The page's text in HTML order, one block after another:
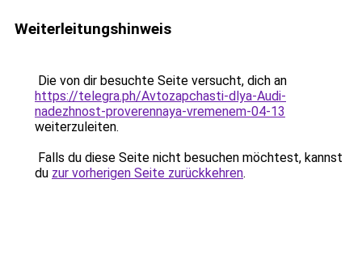
Weiterleitungshinweis
Die von dir besuchte Seite versucht, dich an
https://telegra.ph/Avtozapchasti-dlya-Audi-
nadezhnost-proverennaya-vremenem-04-13
weiterzuleiten.
Falls du diese Seite nicht besuchen möchtest, kannst
du zur vorherigen Seite zurückkehren.